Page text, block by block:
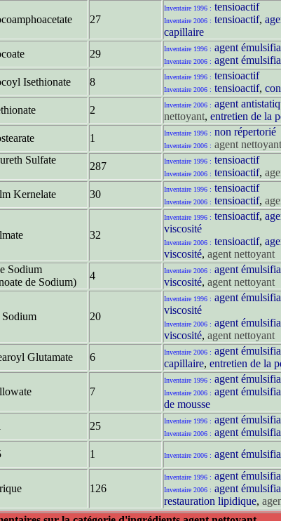
27
Inventaire 1996 : tensioactif
Inventaire 2006 : tensioactif,
capillaire
29 Inventaire 1996 : agent
Inventaire 2006 : agent
Isethionate 8 Inventaire 1996 : tensioactif
Inventaire 2006 : tensioactif,
2 Inventaire 2006 : agent
nettoyant, entretien de la
1 Inventaire 1996 : non répertorié
Inventaire 2006 : agent nettoyant
Sulfate
287 Inventaire 1996 : tensioactif
Inventaire 2006 : tensioactif,
Kernelate 30 Inventaire 1996 : tensioactif
Inventaire 2006 : tensioactif,
32
Inventaire 1996 : tensioactif,
viscosité
Inventaire 2006 : tensioactif,
viscosité, agent nettoyant
Sodium
de Sodium)
4 Inventaire 2006 : agent
viscosité, agent nettoyant
Sodium 20
Inventaire 1996 : agent
viscosité
Inventaire 2006 : agent
viscosité, agent nettoyant
Glutamate 6 Inventaire 2006 : agent
capillaire, entretien de la
7
Inventaire 1996 : agent
Inventaire 2006 : agent
de mousse
25 Inventaire 1996 : agent
Inventaire 2006 : agent
1 Inventaire 2006 : agent
126
Inventaire 1996 : agent
Inventaire 2006 : agent
restauration lipidique,